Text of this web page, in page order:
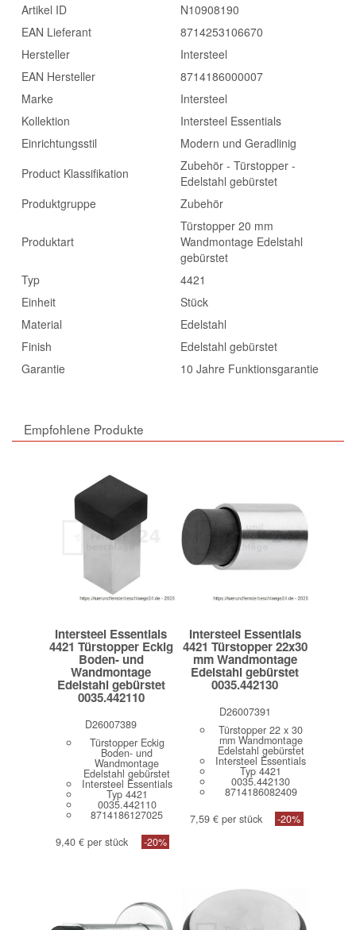
Artikel ID
N10908190
EAN Lieferant
8714253106670
Hersteller
Intersteel
EAN Hersteller
8714186000007
Marke
Intersteel
Kollektion
Intersteel Essentials
Einrichtungsstil
Modern und Geradlinig
Product Klassifikation
Zubehör - Türstopper -
Edelstahl gebürstet
Produktgruppe
Zubehör
Produktart
Türstopper 20 mm
Wandmontage Edelstahl
gebürstet
Typ
4421
Einheit
Stück
Material
Edelstahl
Finish
Edelstahl gebürstet
Garantie
10 Jahre Funktionsgarantie
Empfohlene Produkte
Intersteel Essentials
4421 Türstopper Eckig
Boden- und
Wandmontage
Edelstahl gebürstet
0035.442110
D26007389
Türstopper Eckig
Boden- und
Wandmontage
Edelstahl gebürstet
Intersteel Essentials
Typ 4421
0035.442110
8714186127025
9,40 € per stück
-20%
Intersteel Essentials
4421 Türstopper 22x30
mm Wandmontage
Edelstahl gebürstet
0035.442130
D26007391
Türstopper 22 x 30
mm Wandmontage
Edelstahl gebürstet
Intersteel Essentials
Typ 4421
0035.442130
8714186082409
7,59 € per stück
-20%